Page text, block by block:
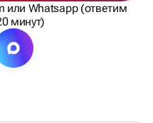
или Whatsapp (ответим
минут)